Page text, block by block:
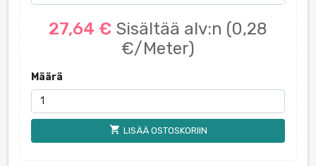
27,64 € Sisältää alv:n (0,28
€/Meter)
Määrä
shopping_cart LISÄÄ OSTOSKORIIN